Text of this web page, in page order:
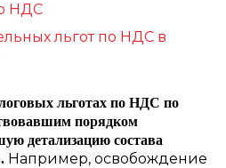
НДС
льгот по НДС в
льготах по НДС по
порядком
детализацию состава
Например, освобождение